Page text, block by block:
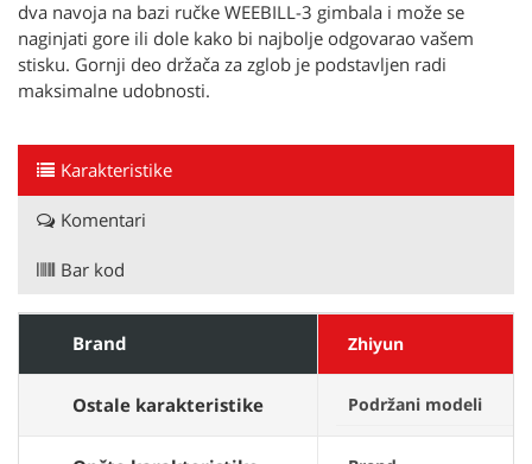
dva navoja na bazi ručke WEEBILL-3 gimbala i može se
naginjati gore ili dole kako bi najbolje odgovarao vašem
stisku. Gornji deo držača za zglob je podstavljen radi
maksimalne udobnosti.
Karakteristike
Komentari
Bar kod
Brand Zhiyun
Ostale karakteristike Podržani modeli